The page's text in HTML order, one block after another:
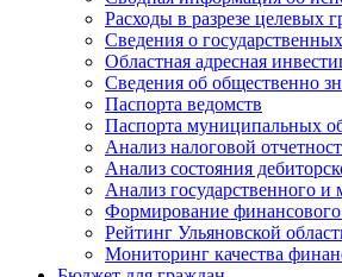
Расходы в разрезе целевых
Сведения о
Областная адресная
Сведения об общественно
Паспорта ведомств
Паспорта муниципальных
Анализ налоговой
Анализ состояния
Анализ государственного и
Формирование финансового
Рейтинг Ульяновской
Мониторинг качества